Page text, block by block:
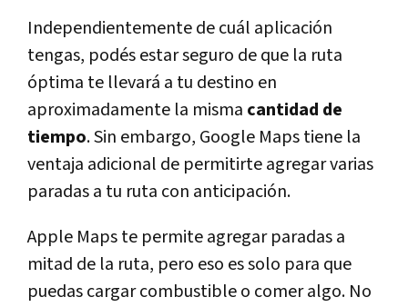
Independientemente de cuál aplicación
tengas, podés estar seguro de que la ruta
óptima te llevará a tu destino en
aproximadamente la misma cantidad de
tiempo. Sin embargo, Google Maps tiene la
ventaja adicional de permitirte agregar varias
paradas a tu ruta con anticipación.
Apple Maps te permite agregar paradas a
mitad de la ruta, pero eso es solo para que
puedas cargar combustible o comer algo. No